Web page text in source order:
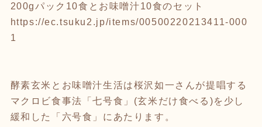
200gパック10食とお味噌汁10食のセット
https://ec.tsuku2.jp/items/00500220213411-000
1
酵素玄米とお味噌汁生活は桜沢如一さんが提唱する
マクロビ食事法「七号食」(玄米だけ食べる)を少し
緩和した「六号食」にあたります。